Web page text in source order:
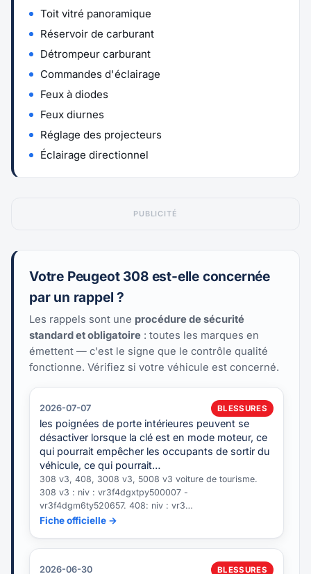
Toit vitré panoramique
Réservoir de carburant
Détrompeur carburant
Commandes d'éclairage
Feux à diodes
Feux diurnes
Réglage des projecteurs
Éclairage directionnel
PUBLICITÉ
Votre Peugeot 308 est-elle concernée
par un rappel ?
Les rappels sont une procédure de sécurité
standard et obligatoire : toutes les marques en
émettent — c'est le signe que le contrôle qualité
fonctionne. Vérifiez si votre véhicule est concerné.
2026-07-07 BLESSURES
les poignées de porte intérieures peuvent se
désactiver lorsque la clé est en mode moteur, ce
qui pourrait empêcher les occupants de sortir du
véhicule, ce qui pourrait…
308 v3, 408, 3008 v3, 5008 v3 voiture de tourisme.
308 v3 : niv : vr3f4dgxtpy500007 -
vr3f4dgm6ty520657. 408: niv : vr3…
Fiche officielle →
2026-06-30 BLESSURES